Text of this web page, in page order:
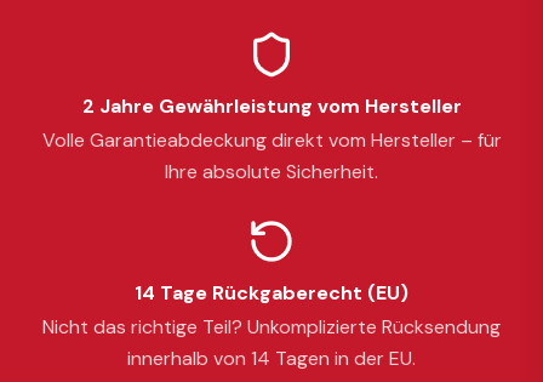
2 Jahre Gewährleistung vom Hersteller
Volle Garantieabdeckung direkt vom Hersteller – für
Ihre absolute Sicherheit.
14 Tage Rückgaberecht (EU)
Nicht das richtige Teil? Unkomplizierte Rücksendung
innerhalb von 14 Tagen in der EU.